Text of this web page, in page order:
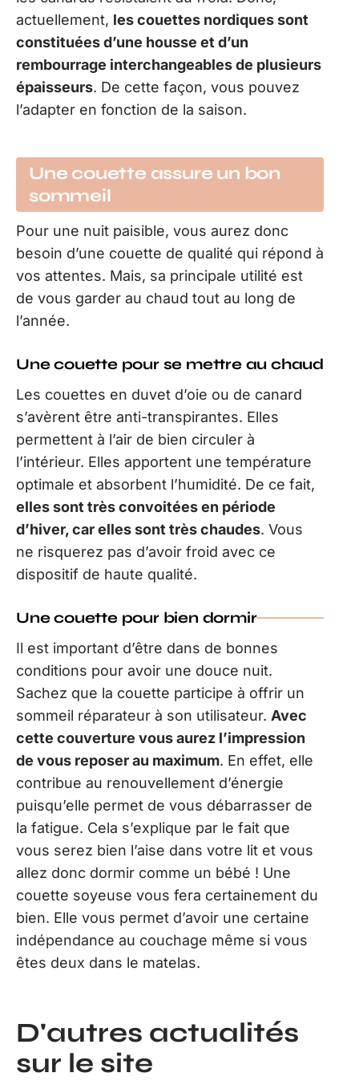
actuellement, les couettes nordiques sont
constituées d’une housse et d’un
rembourrage interchangeables de plusieurs
épaisseurs. De cette façon, vous pouvez
l’adapter en fonction de la saison.
Une couette assure un bon
sommeil
Pour une nuit paisible, vous aurez donc
besoin d’une couette de qualité qui répond à
vos attentes. Mais, sa principale utilité est
de vous garder au chaud tout au long de
l’année.
Une couette pour se mettre au chaud
Les couettes en duvet d’oie ou de canard
s’avèrent être anti-transpirantes. Elles
permettent à l’air de bien circuler à
l’intérieur. Elles apportent une température
optimale et absorbent l’humidité. De ce fait,
elles sont très convoitées en période
d’hiver, car elles sont très chaudes. Vous
ne risquerez pas d’avoir froid avec ce
dispositif de haute qualité.
Une couette pour bien dormir
Il est important d’être dans de bonnes
conditions pour avoir une douce nuit.
Sachez que la couette participe à offrir un
sommeil réparateur à son utilisateur. Avec
cette couverture vous aurez l’impression
de vous reposer au maximum. En effet, elle
contribue au renouvellement d’énergie
puisqu’elle permet de vous débarrasser de
la fatigue. Cela s’explique par le fait que
vous serez bien l’aise dans votre lit et vous
allez donc dormir comme un bébé ! Une
couette soyeuse vous fera certainement du
bien. Elle vous permet d’avoir une certaine
indépendance au couchage même si vous
êtes deux dans le matelas.
D'autres actualités
sur le site